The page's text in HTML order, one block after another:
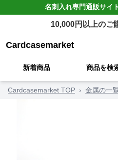
名刺入れ専門通販サイ
10,000円以上のご
Cardcasemarket
新着商品 商品を検
Cardcasemarket TOP › 金属の一